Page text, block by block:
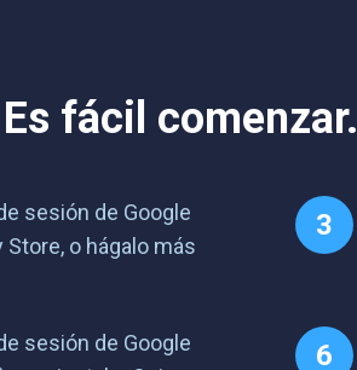
fácil comenzar.
sesión de Google
Store, o hágalo más
sesión de Google